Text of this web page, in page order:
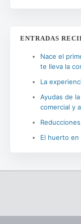
ENTRADAS
Nace el
te lleva la
La
Ayudas de
comercial y
El huerto en